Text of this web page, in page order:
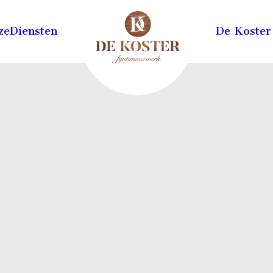
Diensten De